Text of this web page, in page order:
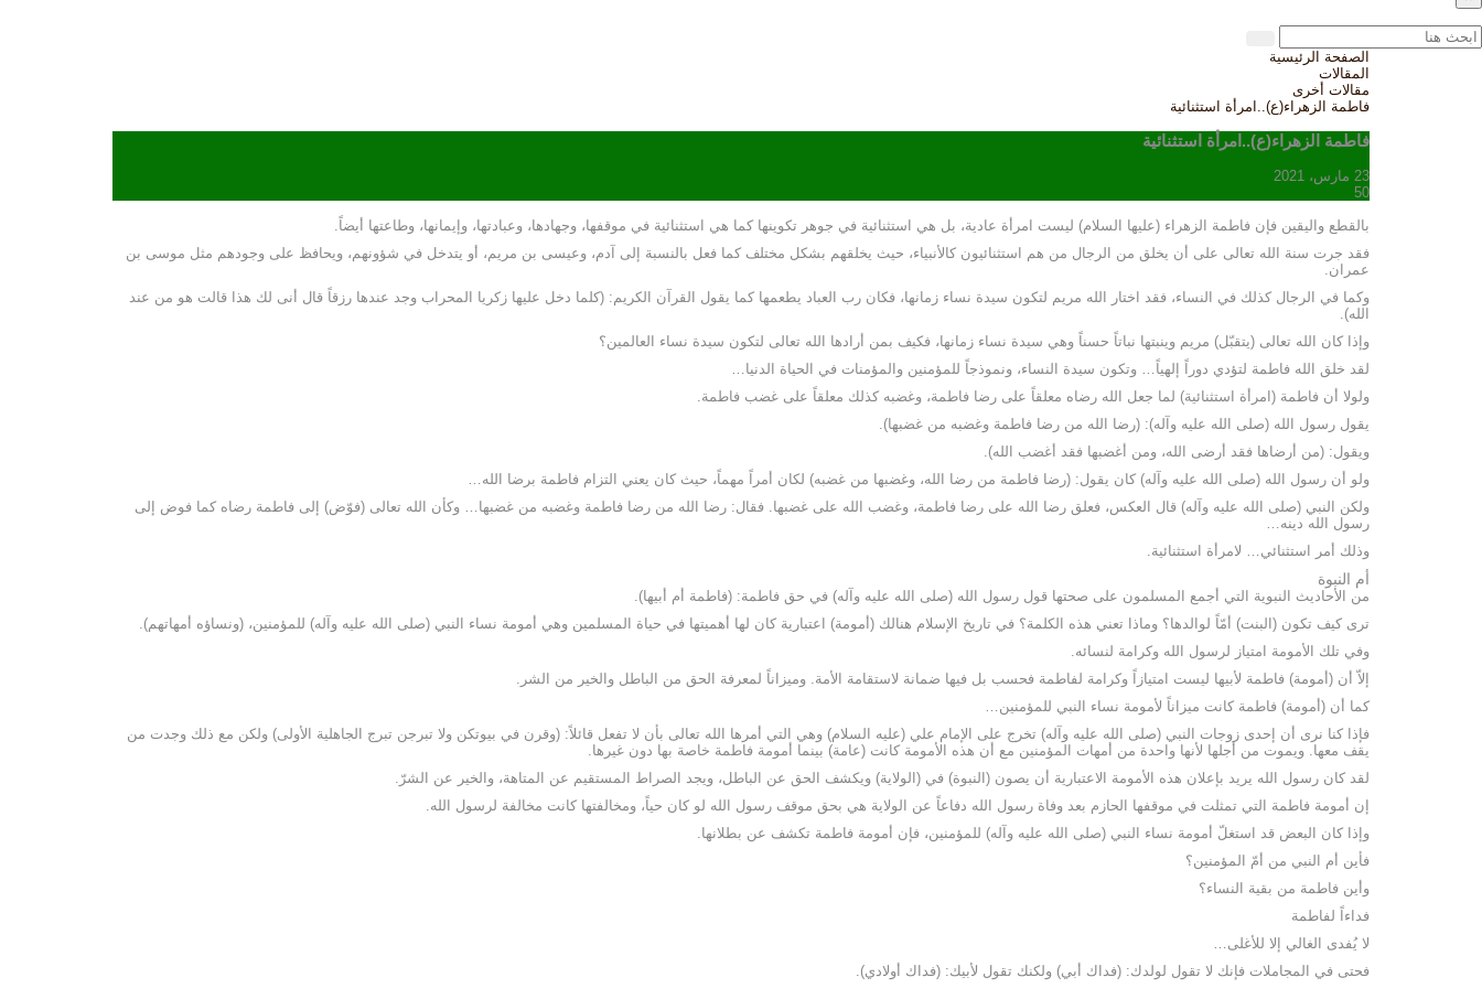
الصفحة الرئيسية
المقالات
مقالات أخرى
فاطمة الزهراء(ع)..امرأة استثنائية
فاطمة الزهراء(ع)..امرأة استثنائية
23 مارس، 2021
50
بالقطع واليقين فإن فاطمة الزهراء (عليها السلام) ليست امرأة عادية، بل هي استثنائية في جوهر تكوينها كما هي استثنائية في موقفها، وجهادها، وعبادتها، وإيمانها، وطاعتها أيضاً.
فقد جرت سنة الله تعالى على أن يخلق من الرجال من هم استثنائيون كالأنبياء، حيث يخلقهم بشكل مختلف كما فعل بالنسبة إلى آدم، وعيسى بن مريم، أو يتدخل في شؤونهم، ويحافظ على وجودهم مثل موسى بن
عمران.
وكما في الرجال كذلك في النساء، فقد اختار الله مريم لتكون سيدة نساء زمانها، فكان رب العباد يطعمها كما يقول القرآن الكريم: (كلما دخل عليها زكريا المحراب وجد عندها رزقاً قال أنى لك هذا قالت هو من عند
الله).
وإذا كان الله تعالى (يتقبّل) مريم وينبتها نباتاً حسناً وهي سيدة نساء زمانها، فكيف بمن أرادها الله تعالى لتكون سيدة نساء العالمين؟
لقد خلق الله فاطمة لتؤدي دوراً إلهياً… وتكون سيدة النساء، ونموذجاً للمؤمنين والمؤمنات في الحياة الدنيا…
ولولا أن فاطمة (امرأة استثنائية) لما جعل الله رضاه معلقاً على رضا فاطمة، وغضبه كذلك معلقاً على غضب فاطمة.
يقول رسول الله (صلى الله عليه وآله): (رضا الله من رضا فاطمة وغضبه من غضبها).
ويقول: (من أرضاها فقد أرضى الله، ومن أغضبها فقد أغضب الله).
ولو أن رسول الله (صلى الله عليه وآله) كان يقول: (رضا فاطمة من رضا الله، وغضبها من غضبه) لكان أمراً مهماً، حيث كان يعني التزام فاطمة برضا الله…
ولكن النبي (صلى الله عليه وآله) قال العكس، فعلق رضا الله على رضا فاطمة، وغضب الله على غضبها. فقال: رضا الله من رضا فاطمة وغضبه من غضبها… وكأن الله تعالى (فوّض) إلى فاطمة رضاه كما فوض إلى
رسول الله دينه…
وذلك أمر استثنائي… لامرأة استثنائية.
أم النبوة
من الأحاديث النبوية التي أجمع المسلمون على صحتها قول رسول الله (صلى الله عليه وآله) في حق فاطمة: (فاطمة أم أبيها).
ترى كيف تكون (البنت) أمّاً لوالدها؟ وماذا تعني هذه الكلمة؟ في تاريخ الإسلام هنالك (أمومة) اعتبارية كان لها أهميتها في حياة المسلمين وهي أمومة نساء النبي (صلى الله عليه وآله) للمؤمنين، (ونساؤه أمهاتهم).
وفي تلك الأمومة امتياز لرسول الله وكرامة لنسائه.
إلاّ أن (أمومة) فاطمة لأبيها ليست امتيازاً وكرامة لفاطمة فحسب بل فيها ضمانة لاستقامة الأمة. وميزاناً لمعرفة الحق من الباطل والخير من الشر.
كما أن (أمومة) فاطمة كانت ميزاناً لأمومة نساء النبي للمؤمنين…
فإذا كنا نرى أن إحدى زوجات النبي (صلى الله عليه وآله) تخرج على الإمام علي (عليه السلام) وهي التي أمرها الله تعالى بأن لا تفعل قائلاً: (وقرن في بيوتكن ولا تبرجن تبرج الجاهلية الأولى) ولكن مع ذلك وجدت من
يقف معها. ويموت من أجلها لأنها واحدة من أمهات المؤمنين مع أن هذه الأمومة كانت (عامة) بينما أمومة فاطمة خاصة بها دون غيرها.
لقد كان رسول الله يريد بإعلان هذه الأمومة الاعتبارية أن يصون (النبوة) في (الولاية) ويكشف الحق عن الباطل، ويجد الصراط المستقيم عن المتاهة، والخير عن الشرّ.
إن أمومة فاطمة التي تمثلت في موقفها الحازم بعد وفاة رسول الله دفاعاً عن الولاية هي بحق موقف رسول الله لو كان حياً، ومخالفتها كانت مخالفة لرسول الله.
وإذا كان البعض قد استغلّ أمومة نساء النبي (صلى الله عليه وآله) للمؤمنين، فإن أمومة فاطمة تكشف عن بطلانها.
فأين أم النبي من أمّ المؤمنين؟
وأين فاطمة من بقية النساء؟
فداءاً لفاطمة
لا يُفدى الغالي إلا للأغلى…
فحتى في المجاملات فإنك لا تقول لولدك: (فداك أبي) ولكنك تقول لأبيك: (فداك أولادي).